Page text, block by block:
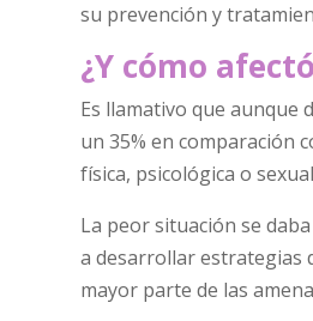
su prevención y
¿Y cómo
Es llamativo que aunque
un 35% en comparación
física, psicológica o
La peor situación se
a desarrollar estrategias
mayor parte de las